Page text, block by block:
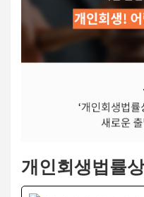
개인회생법률